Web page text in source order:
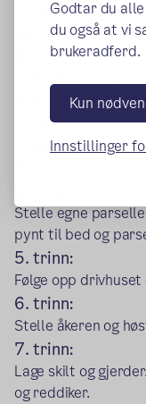
Godtar du
du også at vi
brukeradferd.
Kun
Innstillinger
1. trinn:
Bli kjent med
2. trinn:
Stelle blomstene
spinat. Lage salat
3. trinn:
Stelle solsikkene
Stelle egne
pynt til bed og
5. trinn:
Følge opp
6. trinn:
Stelle åkeren og
7. trinn:
Lage skilt og
og reddiker.